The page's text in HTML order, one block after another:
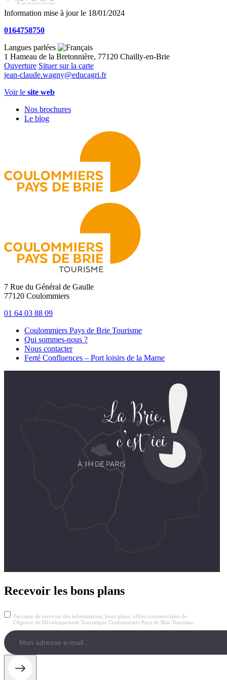
Information mise à jour le 18/01/2024
0164758750
Langues parlées
1 Hameau de la Bretonnière, 77120 Chailly-en-Brie
Ouverture Situer sur la carte
jean-claude.wagny@educagri.fr
Voir le site web
Nos brochures
Le blog
7 Rue du Général de Gaulle
77120 Coulommiers
01 64 03 88 09
Coulommiers Pays de Brie Tourisme
Qui sommes-nous ?
Nous contacter
Ferté Confluences – Port loisirs de la Marne
Recevoir les bons plans
J'accepte de recevoir des informations, bons plans, offres commerciales de
l'Agence de Développement Touristique Coulommiers Pays de Brie Tourisme.